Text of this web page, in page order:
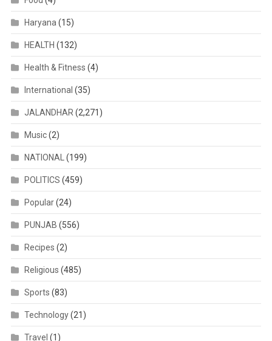
Haryana (15)
HEALTH (132)
Health & Fitness (4)
International (35)
JALANDHAR (2,271)
Music(2)
NATIONAL (199)
POLITICS (459)
Popular(24)
PUNJAB (556)
Recipes (2)
Religious (485)
Sports (83)
Technology(21)
Travel (1)